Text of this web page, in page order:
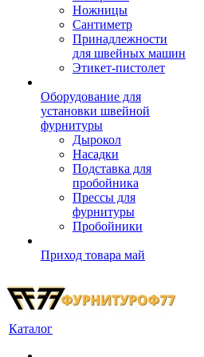
Ножницы
Сантиметр
Принадлежности
для швейных машин
Этикет-пистолет
Оборудование для
установки швейной
фурнитуры
Дырокол
Насадки
Подставка для
пробойника
Прессы для
фурнитуры
Пробойники
Приход товара май
Каталог